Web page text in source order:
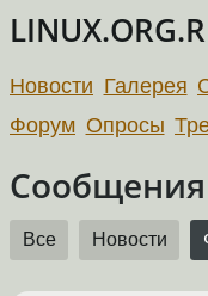
Новости Галерея
Форум Опросы
Сообщения
Все Новости